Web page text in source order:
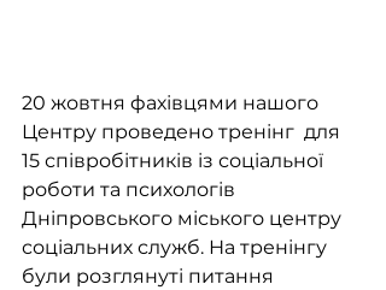
20 жовтня фахівцями нашого
Центру проведено тренінг  для
15 співробітників із соціальної
роботи та психологів
Дніпровського міського центру
соціальних служб. На тренінгу
були розглянуті питання